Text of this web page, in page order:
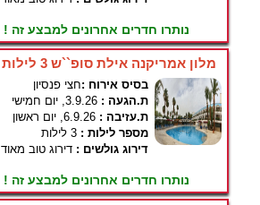
נותרו חדרים אחרונים למבצע זה !
מלון אמריקנה אילת סופ``ש 3 לילות
בסיס אירוח :חצי פנסיון
ת.הגעה : 3.9.26, יום חמישי
ת.עזיבה : 6.9.26, יום ראשון
מספר לילות : 3 לילות
דירוג גולשים : דירוג טוב מאוד
נותרו חדרים אחרונים למבצע זה !